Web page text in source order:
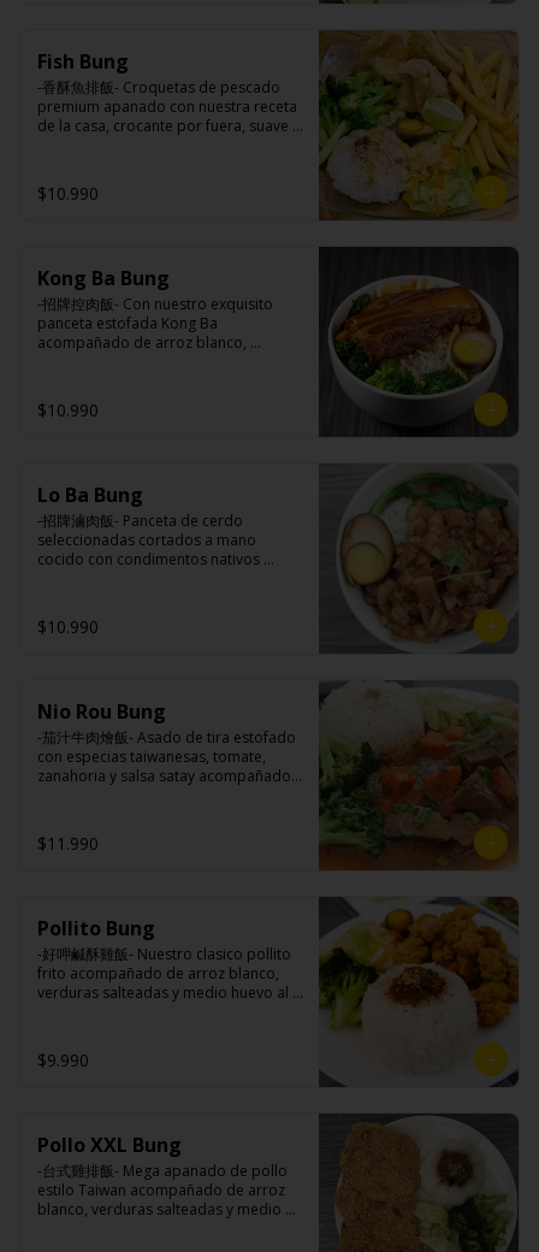
harina de tapioca, ají, pimienta,
extracto de cerdo, extracto de papaya,
salsa de soya, soya, pimienta sal
(pimienta, sal, ajo, cebollín, azúcar).
Acompañamientos: Arroz, repollo,
zanahoria, ajo, sal, extracto de
huevo, jengibre, cebollín, salsa de
soya, ajo, agua, azúcar, mix de hierbas
(canela, anís, pimienta y comino), mirin
(azúcar, arroz, agua, alcohol).
Fish Bung
-香酥魚排飯- Croquetas de pescado
premium apanado con nuestra receta
de la casa, crocante por fuera, suave y
salteadas y medio huevo estilo Taiwán.
Principal: Pangasius, harina de tapioca,
pimienta sal (pimienta, sal, ajo,
cebollín, azúcar), limón sutil.
Acompañamientos: Arroz, repollo,
brocoli (o choclo con pepino en su
champiñón taiwanes, extracto de apio,
soya, ajo, agua, azúcar, mix de hierbas
(canela, anís, pimienta y comino), mirin
(azúcar, arroz, agua, alcohol).
$10.990
Kong Ba Bung
-招牌控肉飯- Con nuestro exquisito
panceta estofada Kong Ba
acompañado de arroz blanco,
jengibre, ajo, anís, agua, azúcar y salsa
de soya.
Acompañamientos: Arroz, repollo,
brocoli (o choclo con pepino en su
extracto de repollo, poroto de soya,
(canela, anís, pimienta y comino), mirin
(azúcar, arroz, agua, alcohol).
$10.990
Lo Ba Bung
-招牌滷肉飯- Panceta de cerdo
seleccionadas cortados a mano
cocido con condimentos nativos
medio huevo al estilo Taiwán.
Principal: Panceta de cerdo, cebolla
morada picada, ajo, cebolla frita, salsa
de soya, azúcar, azúcar morena, miel y
condimento 5 sabores (naranja,
canela, anís, pimienta y comino).
reemplazo, consultar disponibilidad),
comino, paprika, pimienta, azúcar,
huevo, jengibre, cebollín, salsa de
soya, ajo, agua, azúcar, mix de hierbas
(canela, anís, pimienta y comino), mirin
(azúcar, arroz, agua, alcohol).
$10.990
Nio Rou Bung
-茄汁牛肉燴飯- Asado de tira estofado
con especias taiwanesas, tomate,
zanahoria y salsa satay acompañados
cebollín, jengibre, zanahoria, tomate,
salsa de poroto (agua, poroto de
soya, trigo, azúcar, sal), salsa de soya,
azúcar, salsa satay (aceite de soya,
pescado seco, jengibre, trigo, sésamo,
orientales, sal, cardamomo, pimienta
reemplazo, consultar disponibilidad),
zanahoria, ajo, sal, extracto de
champiñón taiwanes, extracto de apio,
extracto de repollo, poroto de soya,
comino, paprika, pimienta, azúcar,
$11.990
Pollito Bung
-好呷鹹酥雞飯- Nuestro clasico pollito
frito acompañado de arroz blanco,
verduras salteadas y medio huevo al
tapioca, ají, pimienta, extracto de
cerdo, extracto de papaya, salsa de
soya, soya, pimienta sal (pimienta, sal,
ajo, cebollín, azúcar).
Acompañamientos: Arroz, repollo,
$9.990
Pollo XXL Bung
-台式雞排飯- Mega apanado de pollo
estilo Taiwan acompañado de arroz
blanco, verduras salteadas y medio